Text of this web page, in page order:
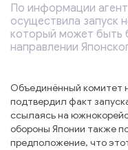
По информации
осуществила запуск
который может быть
направлении
Объединённый комитет
подтвердил факт
ссылаясь на
обороны Японии также
предположение, что